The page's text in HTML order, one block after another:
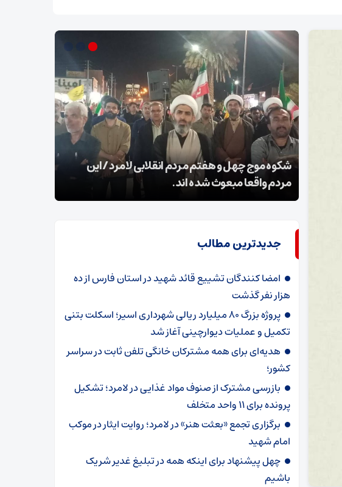
مدیرکل سیاسی استانداری فارس در سفر به لامرد:
اولویت اول ستاد انتخابات صیانت از آرای مردم است
جدیدترین مطالب
امضا کنندگان تشییع قائد شهید در استان فارس از ده
هزار نفر گذشت
پروژه بزرگ ۸۰ میلیارد ریالی شهرداری اسیر؛ اسکلت بتنی
تکمیل و عملیات دیوارچینی آغاز شد
هدیه‌ای برای همه مشترکان خانگی تلفن ثابت در سراسر
کشور؛
بازرسی مشترک از صنوف مواد غذایی در لامرد؛ تشکیل
پرونده برای ۱۱ واحد متخلف
برگزاری تجمع «بعثت هنر» در لامرد؛ روایت ایثار در موکب
امام شهید
چهل پیشنهاد برای اینکه همه در تبلیغ غدیر شریک
باشیم